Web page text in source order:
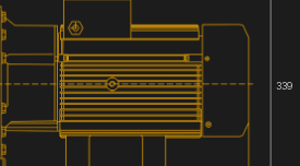
339